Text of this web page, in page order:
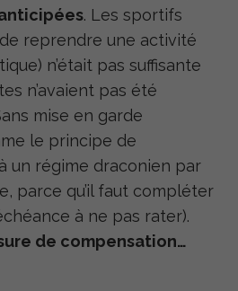
. Les sportifs
reprendre une activité
n’était pas suffisante
n’avaient pas été
mise en garde
le principe de
un régime draconien par
parce qu’il faut compléter
à ne pas rater).
de compensation…